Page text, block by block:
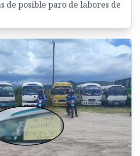
de posible paro de labores de